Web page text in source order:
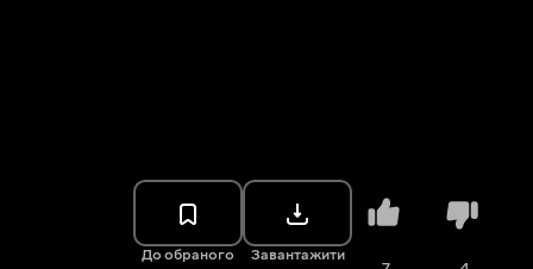
До обраного Завантажити